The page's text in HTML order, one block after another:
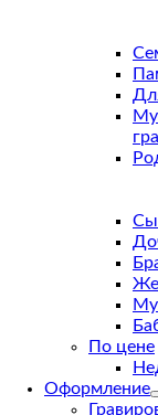
По цене
Оформление